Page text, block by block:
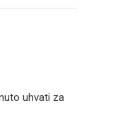
uhvati za